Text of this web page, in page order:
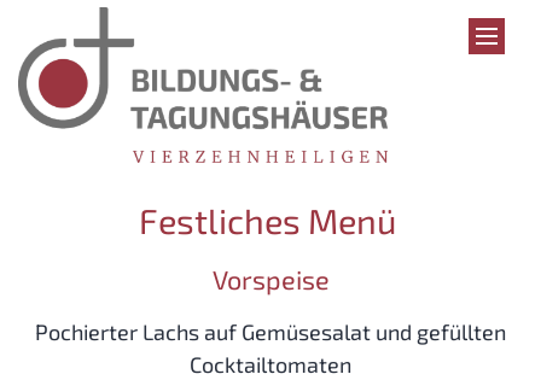
Zum Inhalt springen
Festliches Menü
Vorspeise
Pochierter Lachs auf Gemüsesalat und gefüllten
Cocktailtomaten